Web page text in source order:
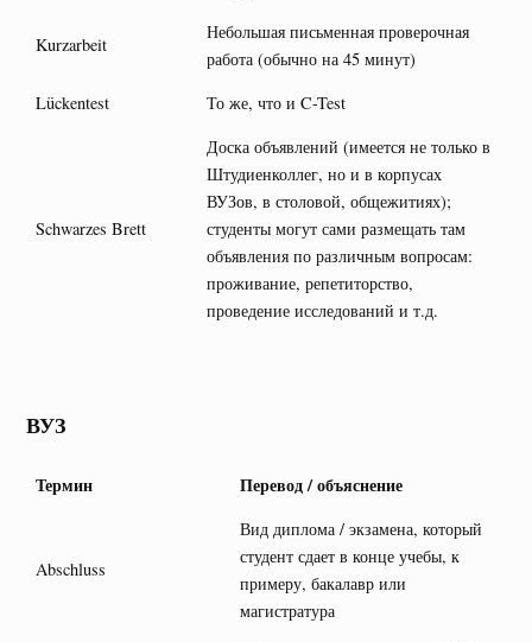
Kurzarbeit
Небольшая письменная проверочная
работа (обычно на 45 минут)
Lückentest
То же, что и C-Test
Schwarzes Brett
Доска объявлений (имеется не только в
Штудиенколлег, но и в корпусах
ВУЗов, в столовой, общежитиях);
студенты могут сами размещать там
объявления по различным вопросам:
проживание, репетиторство,
проведение исследований и т.д.
ВУЗ
Термин Перевод / объяснение
Abschluss
Вид диплома / экзамена, который
студент сдает в конце учебы, к
примеру, бакалавр или
магистратура